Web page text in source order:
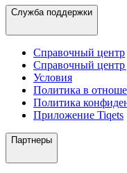
Служба поддержки
Справочный центр
Справочный центр
Условия
Политика в
Политика
Приложение Tiqets
Партнеры